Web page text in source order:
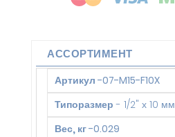
АССОРТИМЕНТ
Артикул -07-M15-F10X
Типоразмер - 1/2" х 10 мм
Вес, кг-0.029